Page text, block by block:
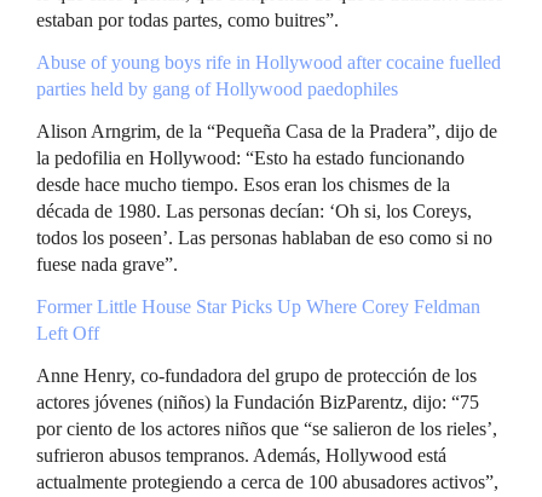
estaban por todas partes, como buitres”.
Abuse of young boys rife in Hollywood after cocaine fuelled
parties held by gang of Hollywood paedophiles
Alison Arngrim, de la “Pequeña Casa de la Pradera”, dijo de
la pedofilia en Hollywood: “Esto ha estado funcionando
desde hace mucho tiempo. Esos eran los chismes de la
década de 1980. Las personas decían: ‘Oh si, los Coreys,
todos los poseen’. Las personas hablaban de eso como si no
fuese nada grave”.
Former Little House Star Picks Up Where Corey Feldman
Left Off
Anne Henry, co-fundadora del grupo de protección de los
actores jóvenes (niños) la Fundación BizParentz, dijo: “75
por ciento de los actores niños que “se salieron de los rieles’,
sufrieron abusos tempranos. Además, Hollywood está
actualmente protegiendo a cerca de 100 abusadores activos”,